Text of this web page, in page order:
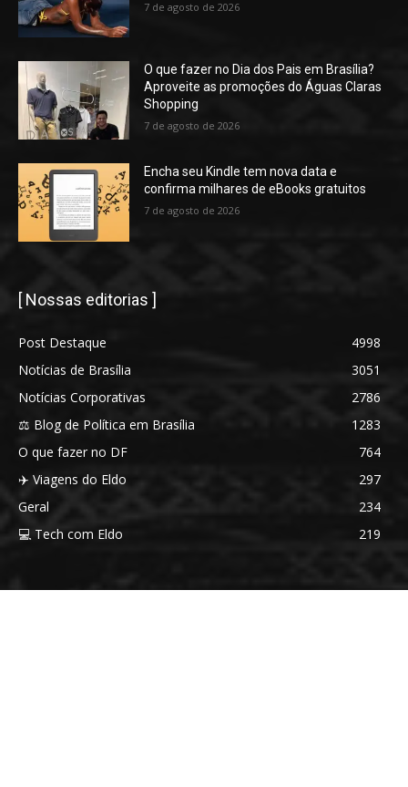
7 de agosto de 2026
O que fazer no Dia dos Pais em Brasília?
Aproveite as promoções do Águas Claras
Shopping
7 de agosto de 2026
Encha seu Kindle tem nova data e
confirma milhares de eBooks gratuitos
7 de agosto de 2026
[ Nossas editorias ]
Post Destaque
4998
Notícias de Brasília
3051
Notícias Corporativas
2786
⚖️ Blog de Política em Brasília
1283
O que fazer no DF
764
✈️ Viagens do Eldo
297
Geral
234
💻 Tech com Eldo
219